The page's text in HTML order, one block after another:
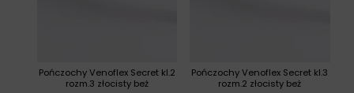
Pończochy Venoflex Secret kl.3
rozm.2 złocisty beż
Pończochy Venoflex Secret kl.2
rozm.3 złocisty beż